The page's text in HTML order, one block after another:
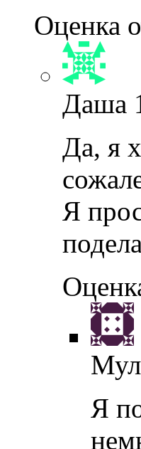
Оценка
Даша
Да, я
Я
Я